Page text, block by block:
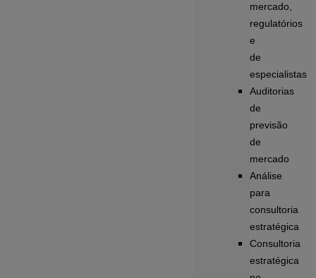
mercado,
regulatórios
e
de
especialistas
Auditorias
de
previsão
de
mercado
Análise
para
consultoria
estratégica
Consultoria
estratégica